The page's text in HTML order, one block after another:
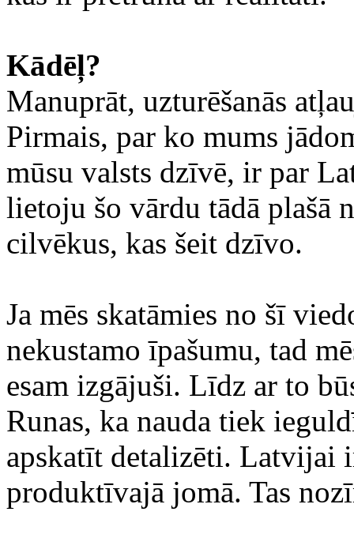
Kādēļ?
Manuprāt, uzturēšanās
Pirmais, par ko mums
mūsu valsts dzīvē, ir par
lietoju šo vārdu tādā plašā
cilvēkus, kas šeit dzīvo.
Ja mēs skatāmies no šī
nekustamo īpašumu, tad
esam izgājuši. Līdz ar to
Runas, ka nauda tiek
apskatīt detalizēti. Latvijai
produktīvajā jomā. Tas